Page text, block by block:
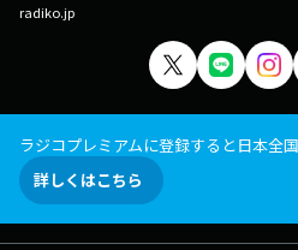
radiko.jp
ラジコプレミアムに登録すると日本全
詳しくはこちら